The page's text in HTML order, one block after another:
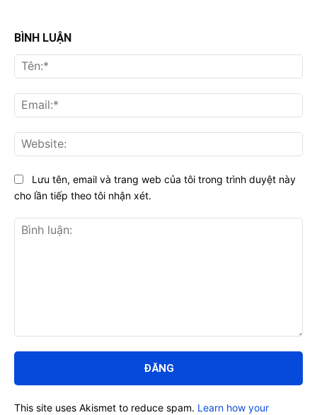
BÌNH LUẬN
luận:
Lưu tên, email và trang web của tôi trong trình duyệt này
cho lần tiếp theo tôi nhận xét.
This site uses Akismet to reduce spam. Learn how your